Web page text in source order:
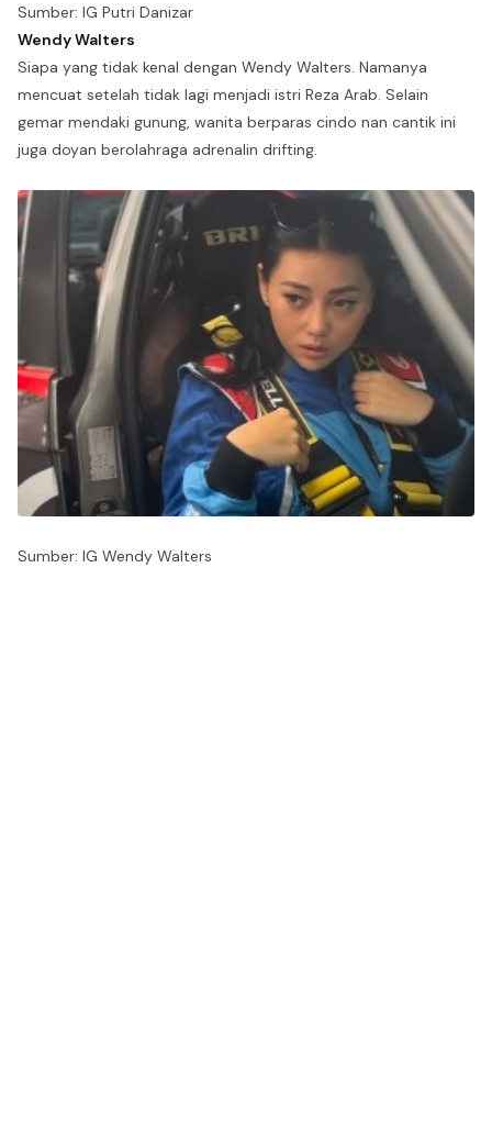
Sumber: IG Putri Danizar
Wendy Walters
Siapa yang tidak kenal dengan Wendy Walters. Namanya
mencuat setelah tidak lagi menjadi istri Reza Arab. Selain
gemar mendaki gunung, wanita berparas cindo nan cantik ini
juga doyan berolahraga adrenalin drifting.
Sumber: IG Wendy Walters